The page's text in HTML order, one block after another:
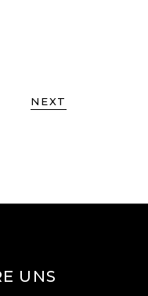
NEXT
UNS